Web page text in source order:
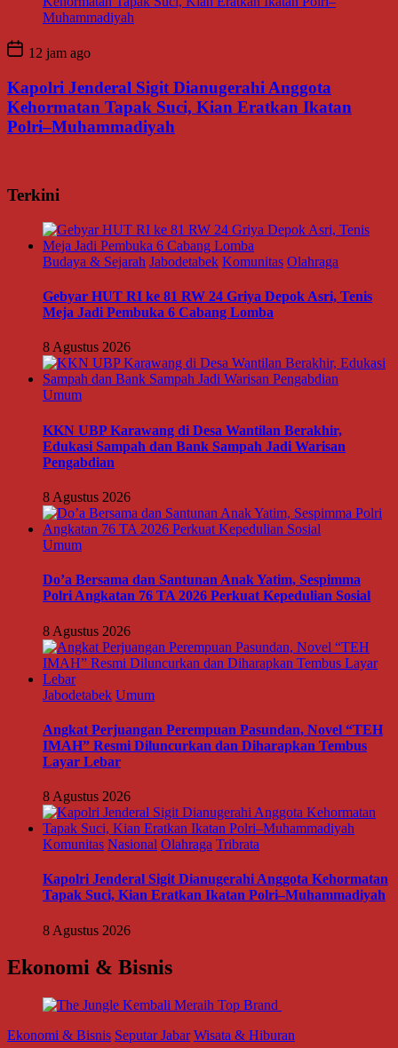
12 jam ago
Kapolri Jenderal Sigit Dianugerahi Anggota
Kehormatan Tapak Suci, Kian Eratkan Ikatan
Polri–Muhammadiyah
Terkini
Budaya & Sejarah Jabodetabek Komunitas Olahraga
Gebyar HUT RI ke 81 RW 24 Griya Depok Asri, Tenis
Meja Jadi Pembuka 6 Cabang Lomba
8 Agustus 2026
Umum
KKN UBP Karawang di Desa Wantilan Berakhir,
Edukasi Sampah dan Bank Sampah Jadi Warisan
Pengabdian
8 Agustus 2026
Umum
Do’a Bersama dan Santunan Anak Yatim, Sespimma
Polri Angkatan 76 TA 2026 Perkuat Kepedulian Sosial
8 Agustus 2026
Jabodetabek Umum
Angkat Perjuangan Perempuan Pasundan, Novel “TEH
IMAH” Resmi Diluncurkan dan Diharapkan Tembus
Layar Lebar
8 Agustus 2026
Komunitas Nasional Olahraga Tribrata
Kapolri Jenderal Sigit Dianugerahi Anggota Kehormatan
Tapak Suci, Kian Eratkan Ikatan Polri–Muhammadiyah
8 Agustus 2026
Ekonomi & Bisnis
Ekonomi & Bisnis Seputar Jabar Wisata & Hiburan